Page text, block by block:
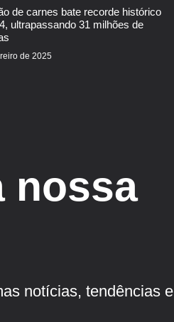
de carnes bate recorde histórico
ultrapassando 31 milhões de
de 2025
nossa
notícias, tendências e